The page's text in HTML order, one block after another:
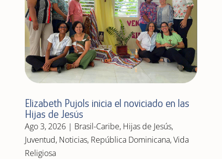
Elizabeth Pujols inicia el noviciado en las
Hijas de Jesús
Ago 3, 2026| Brasil-Caribe, Hijas de Jesús,
Juventud, Noticias, República Dominicana,Vida
Religiosa